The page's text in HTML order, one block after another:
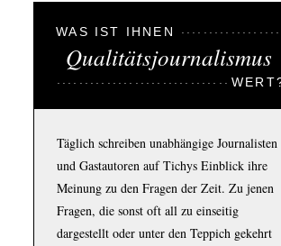
WAS IST IHNEN
Qualitätsjournalismus
Täglich schreiben unabhängige Journalisten
und Gastautoren auf Tichys Einblick ihre
Meinung zu den Fragen der Zeit. Zu jenen
Fragen, die sonst oft all zu einseitig
dargestellt oder unter den Teppich gekehrt